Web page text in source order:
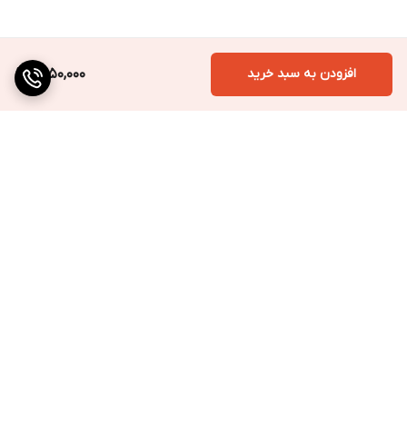
1,550,000 افزودن به سبد خرید